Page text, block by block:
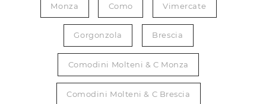
Monza Como Vimercate
Gorgonzola Brescia
Comodini Molteni & C Monza
Comodini Molteni & C Brescia